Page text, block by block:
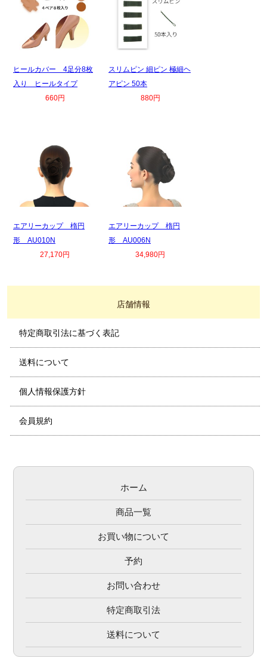
ヒールカバー 4足分8枚
入り ヒールタイプ
660円
スリムピン 細ピン 極細ヘ
アピン 50本
880円
エアリーカップ 楕円
形 AU010N
27,170円
エアリーカップ 楕円
形 AU006N
34,980円
店舗情報
特定商取引法に基づく表記
送料について
個人情報保護方針
会員規約
ホーム
商品一覧
お買い物について
予約
お問い合わせ
特定商取引法
送料について